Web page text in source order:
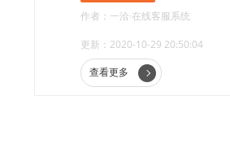
作者：一洽·在线客服系统
更新：2020-10-29 20:50:04
查看更多